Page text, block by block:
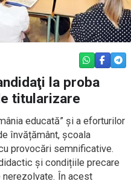
WHATSAPP
la proba
titularizare
educată” și a eforturilor
învățământ, școala
provocări semnificative.
și condițiile precare
În acest